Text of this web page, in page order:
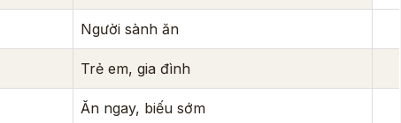
Người sành ăn
Trẻ em, gia đình
Ăn ngay, biếu sớm